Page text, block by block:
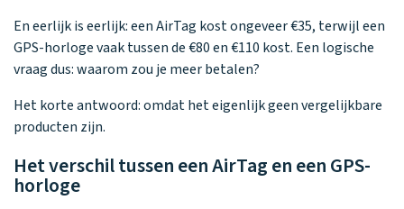
En eerlijk is eerlijk: een AirTag kost ongeveer €35, terwijl een
GPS-horloge vaak tussen de €80 en €110 kost. Een logische
vraag dus: waarom zou je meer betalen?
Het korte antwoord: omdat het eigenlijk geen vergelijkbare
producten zijn.
Het verschil tussen een AirTag en een GPS-
horloge